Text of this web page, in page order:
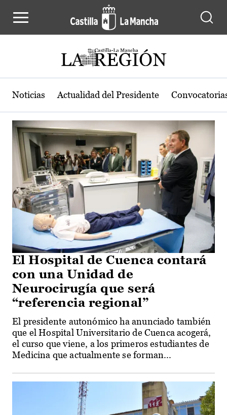
Actualidad de la región de Castilla-
Noticias Actualidad del Presidente
El Hospital de Cuenca contará
con una Unidad de
Neurocirugía que será
“referencia regional”
El presidente autonómico ha anunciado también
que el Hospital Universitario de Cuenca acogerá,
el curso que viene, a los primeros estudiantes de
Medicina que actualmente se forman...